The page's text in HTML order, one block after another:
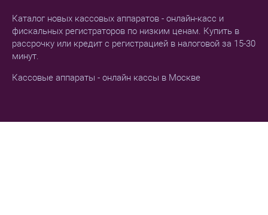
Каталог новых кассовых аппаратов - онлайн-касс и
фискальных регистраторов по низким ценам. Купить в
рассрочку или кредит с регистрацией в налоговой за 15-30
минут.
Кассовые аппараты - онлайн кассы в Москве